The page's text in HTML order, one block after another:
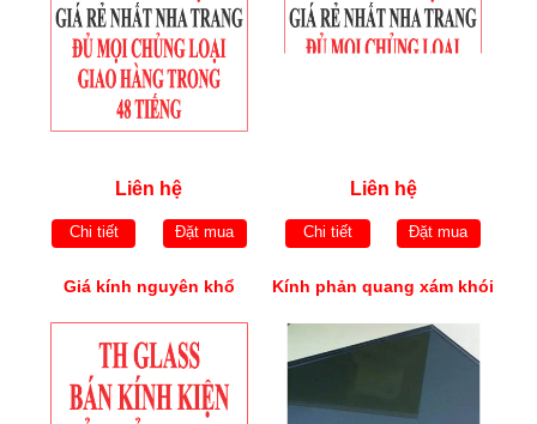
Liên hệ
Chi tiết Đặt mua
Liên hệ
Chi tiết Đặt mua
Giá kính nguyên khổ Kính phản quang xám khói